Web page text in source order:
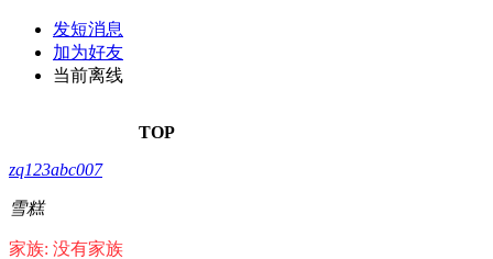
发短消息
加为好友
当前离线
TOP
zq123abc007
雪糕
家族: 没有家族